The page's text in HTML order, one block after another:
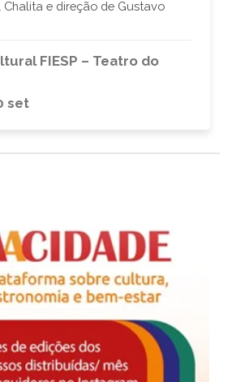
Chalita e direção de Gustavo
FIESP – Teatro do
set